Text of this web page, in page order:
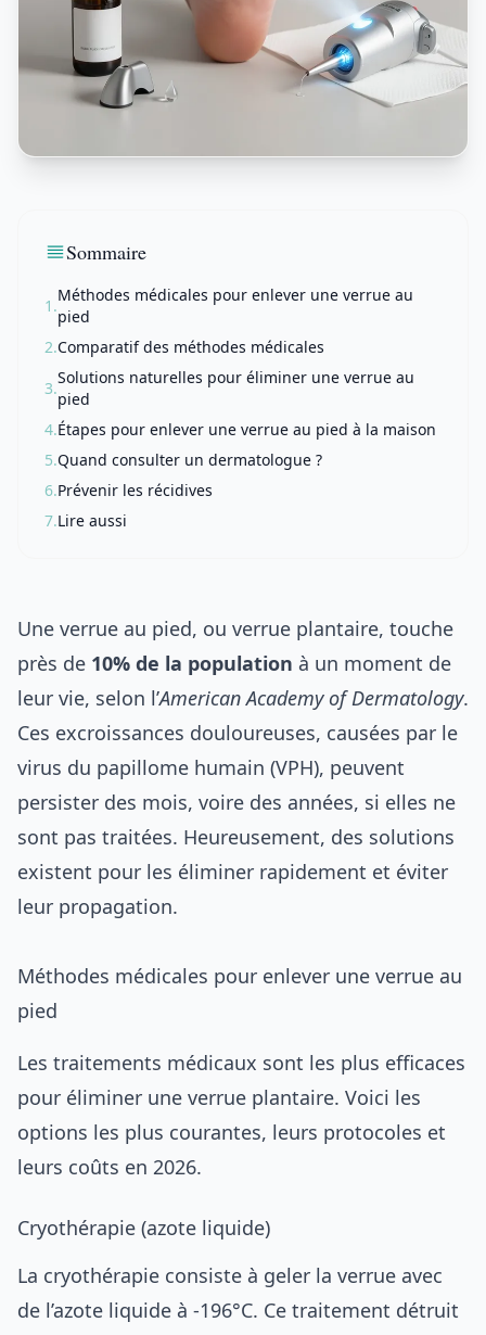
Sommaire
1.
Méthodes médicales pour enlever une verrue au
pied
2.Comparatif des méthodes médicales
3.
Solutions naturelles pour éliminer une verrue au
pied
4.Étapes pour enlever une verrue au pied à la maison
5.Quand consulter un dermatologue ?
6.Prévenir les récidives
7.Lire aussi
Une verrue au pied, ou verrue plantaire, touche
près de 10% de la population à un moment de
leur vie, selon l’American Academy of Dermatology.
Ces excroissances douloureuses, causées par le
virus du papillome humain (VPH), peuvent
persister des mois, voire des années, si elles ne
sont pas traitées. Heureusement, des solutions
existent pour les éliminer rapidement et éviter
leur propagation.
Méthodes médicales pour enlever une verrue au
pied
Les traitements médicaux sont les plus efficaces
pour éliminer une verrue plantaire. Voici les
options les plus courantes, leurs protocoles et
leurs coûts en 2026.
Cryothérapie (azote liquide)
La cryothérapie consiste à geler la verrue avec
de l’azote liquide à -196°C. Ce traitement détruit